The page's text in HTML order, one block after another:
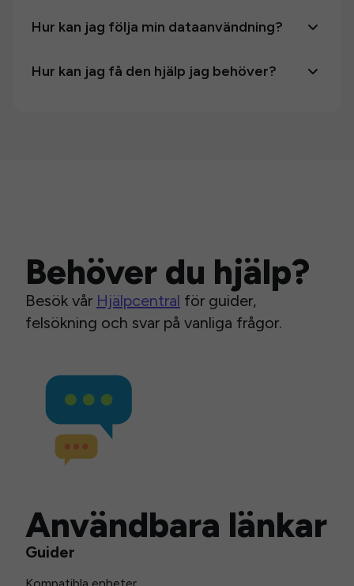
Hur kan jag följa min dataanvändning?
Hur kan jag få den hjälp jag behöver?
Behöver du hjälp?
Besök vår Hjälpcentral för guider,
felsökning och svar på vanliga frågor.
Användbara länkar
Guider